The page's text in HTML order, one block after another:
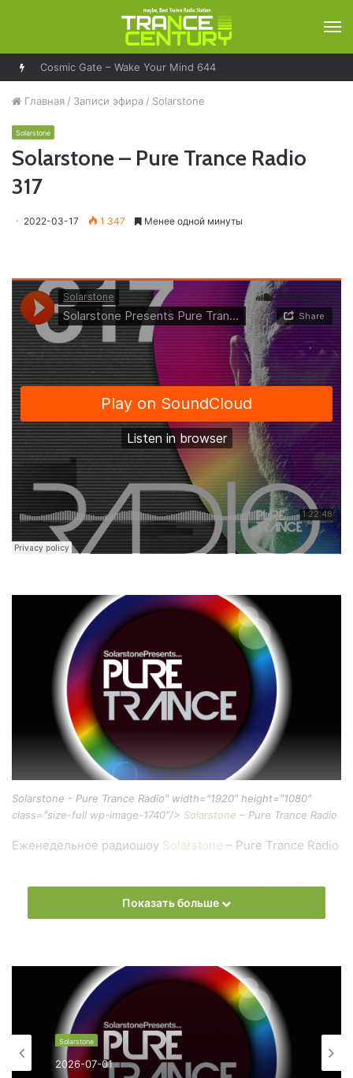
Cosmic Gate – Wake Your Mind 644
Главная / Записи эфира / Solarstone
Solarstone
Solarstone – Pure Trance Radio
317
2022-03-17 1 347 Менее одной минуты
Solarstone - Pure Trance Radio" width="1920" height="1080"
class="size-full wp-image-1740"/> Solarstone – Pure Trance Radio
Еженедельное радиошоу Solarstone – Pure Trance Radio
Слушать онлайн новый выпускSolarstone– Pure Trance
Radio онлайн бесплатно
слушать онлайн песни и радиошоуSolarstone– Pure
Trance Radio в формате mp3. Лучшая музыкальная
подборка и альбомы исполнителя solarstone.
Also you can find all episodes of radioshowSolarstone
Pure Trance Radio Free Listen and Download MP3
Показать больше
Solarstone
2026-07-01